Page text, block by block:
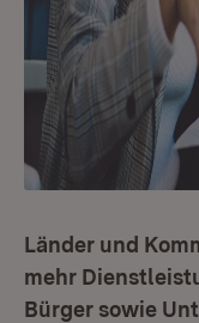
Länder und
mehr
Bürger sowie